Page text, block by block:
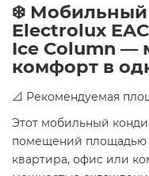
❄️
Electrolux
Ice Column —
комфорт в
​📐 Рекомендуемая
Этот мобильный
помещений площадью
квартира, офис или